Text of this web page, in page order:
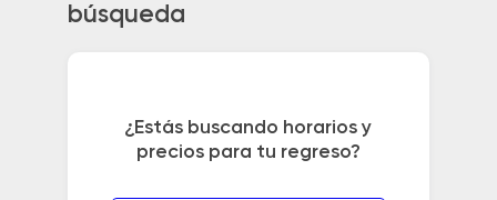
búsqueda
¿Estás buscando horarios y
precios para tu regreso?